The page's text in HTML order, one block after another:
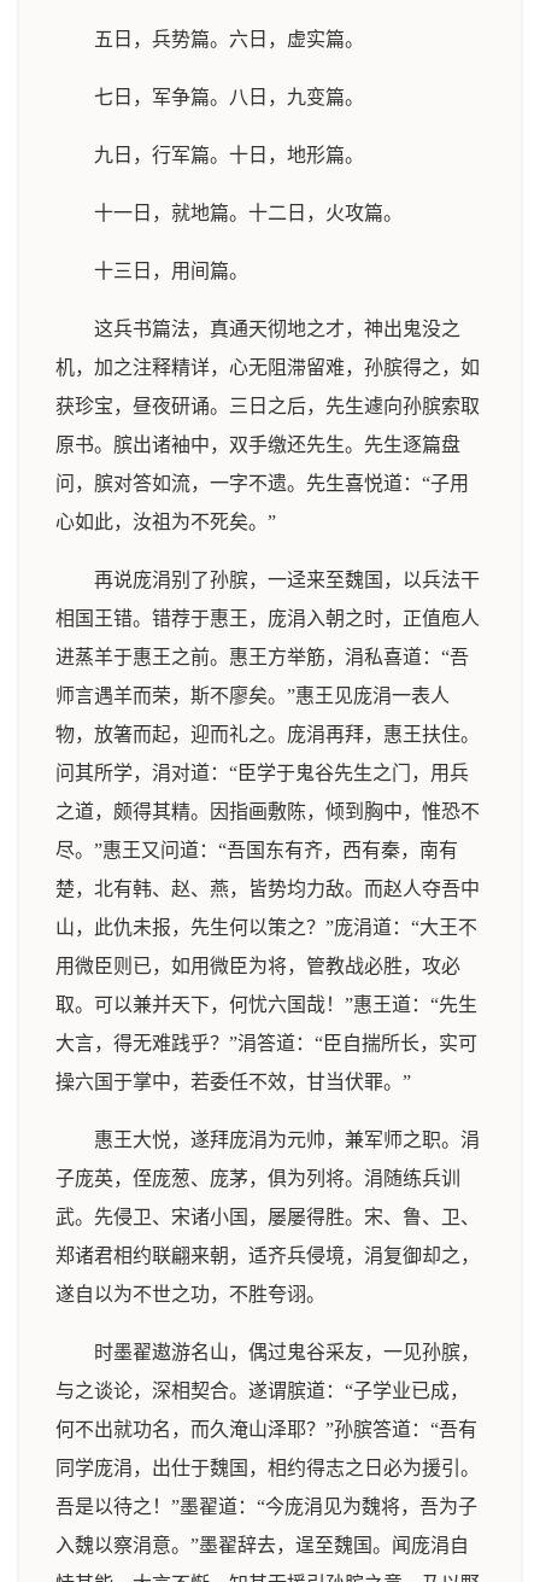
五日，兵势篇。六日，虚实篇。
七日，军争篇。八日，九变篇。
九日，行军篇。十日，地形篇。
十一日，就地篇。十二日，火攻篇。
十三日，用间篇。
这兵书篇法，真通天彻地之才，神出鬼没之
机，加之注释精详，心无阻滞留难，孙膑得之，如
获珍宝，昼夜研诵。三日之后，先生遽向孙膑索取
原书。膑出诸袖中，双手缴还先生。先生逐篇盘
问，膑对答如流，一字不遗。先生喜悦道：“子用
心如此，汝祖为不死矣。”
再说庞涓别了孙膑，一迳来至魏国，以兵法干
相国王错。错荐于惠王，庞涓入朝之时，正值庖人
进蒸羊于惠王之前。惠王方举筋，涓私喜道：“吾
师言遇羊而荣，斯不廖矣。”惠王见庞涓一表人
物，放箸而起，迎而礼之。庞涓再拜，惠王扶住。
问其所学，涓对道：“臣学于鬼谷先生之门，用兵
之道，颇得其精。因指画敷陈，倾到胸中，惟恐不
尽。”惠王又问道：“吾国东有齐，西有秦，南有
楚，北有韩、赵、燕，皆势均力敌。而赵人夺吾中
山，此仇未报，先生何以策之？”庞涓道：“大王不
用微臣则已，如用微臣为将，管教战必胜，攻必
取。可以兼并天下，何忧六国哉！”惠王道：“先生
大言，得无难践乎？”涓答道：“臣自揣所长，实可
操六国于掌中，若委任不效，甘当伏罪。”
惠王大悦，遂拜庞涓为元帅，兼军师之职。涓
子庞英，侄庞葱、庞茅，俱为列将。涓随练兵训
武。先侵卫、宋诸小国，屡屡得胜。宋、鲁、卫、
郑诸君相约联翩来朝，适齐兵侵境，涓复御却之，
遂自以为不世之功，不胜夸诩。
时墨翟遨游名山，偶过鬼谷采友，一见孙膑，
与之谈论，深相契合。遂谓膑道：“子学业已成，
何不出就功名，而久淹山泽耶？”孙膑答道：“吾有
同学庞涓，出仕于魏国，相约得志之日必为援引。
吾是以待之！”墨翟道：“今庞涓见为魏将，吾为子
入魏以察涓意。”墨翟辞去，逞至魏国。闻庞涓自